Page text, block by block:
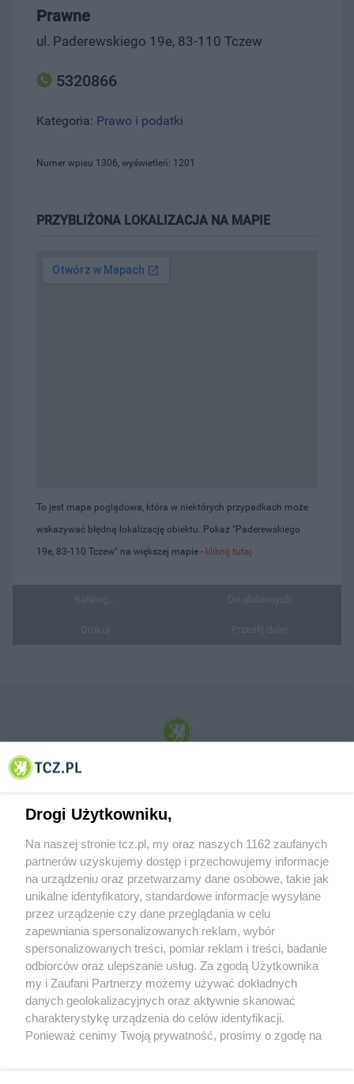
Prawne
ul. Paderewskiego 19e, 83-110 Tczew
5320866
Kategoria: Prawo i podatki
Numer wpisu 1306, wyświetleń: 1201
PRZYBLIŻONA LOKALIZACJA NA MAPIE
To jest mapa poglądowa, która w niektórych przypadkach może
wskazywać błędną lokalizację obiektu. Pokaż "Paderewskiego
19e, 83-110 Tczew" na większej mapie - kliknij tutaj
© 2001-2026 Tczew - TCZ.PL Sp. z o.o. Internetowy Serwis Informacyjny Miasta
O FIRMIE POLITYKA PRYWATNOŚCI HOSTING
REKLAMA WSPÓŁPRACA RSS FACEBOOK KONTAKT
Nasze serwisy
Aktualności
Tcz24
Muzyka i kultura
Archiwum wydarzeń
Drogi Użytkowniku,
Na naszej stronie tcz.pl, my oraz naszych 1162 zaufanych
partnerów uzyskujemy dostęp i przechowujemy informacje
na urządzeniu oraz przetwarzamy dane osobowe, takie jak
unikalne identyfikatory, standardowe informacje wysyłane
przez urządzenie czy dane przeglądania w celu
zapewniania spersonalizowanych reklam, wybór
spersonalizowanych treści, pomiar reklam i treści, badanie
odbiorców oraz ulepszanie usług. Za zgodą Użytkownika
my i Zaufani Partnerzy możemy używać dokładnych
danych geolokalizacyjnych oraz aktywnie skanować
charakterystykę urządzenia do celów identyfikacji.
Ponieważ cenimy Twoją prywatność, prosimy o zgodę na